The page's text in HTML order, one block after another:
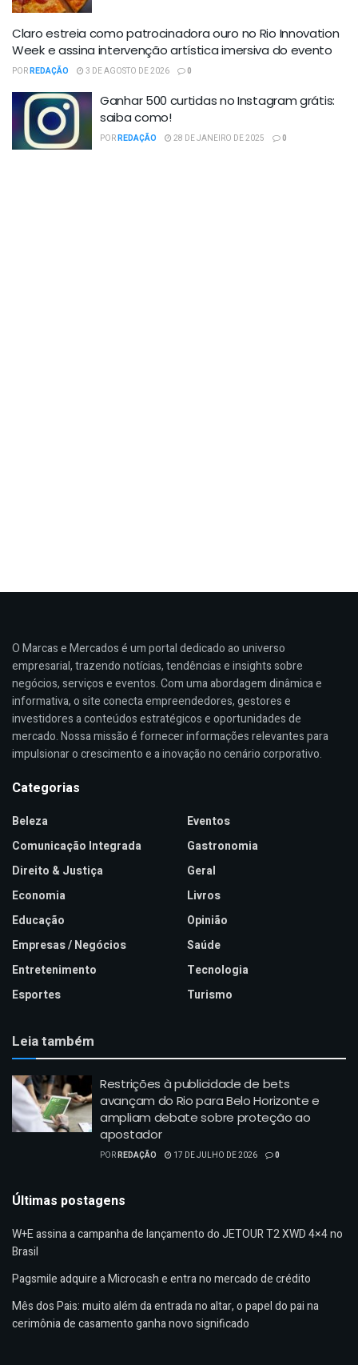
Claro estreia como patrocinadora ouro no Rio Innovation
Week e assina intervenção artística imersiva do evento
PORREDAÇÃO 3 DE AGOSTO DE 2026 0
Ganhar 500 curtidas no Instagram grátis:
saiba como!
PORREDAÇÃO 28 DE JANEIRO DE 2025 0
O Marcas e Mercados é um portal dedicado ao universo
empresarial, trazendo notícias, tendências e insights sobre
negócios, serviços e eventos. Com uma abordagem dinâmica e
informativa, o site conecta empreendedores, gestores e
investidores a conteúdos estratégicos e oportunidades de
mercado. Nossa missão é fornecer informações relevantes para
impulsionar o crescimento e a inovação no cenário corporativo.
Categorias
Beleza
Comunicação Integrada
Direito & Justiça
Economia
Educação
Empresas / Negócios
Entretenimento
Esportes
Eventos
Gastronomia
Geral
Livros
Opinião
Saúde
Tecnologia
Turismo
Leia também
Restrições à publicidade de bets
avançam do Rio para Belo Horizonte e
ampliam debate sobre proteção ao
apostador
PORREDAÇÃO 17 DE JULHO DE 2026 0
Últimas postagens
W+E assina a campanha de lançamento do JETOUR T2 XWD 4×4 no
Brasil
Pagsmile adquire a Microcash e entra no mercado de crédito
Mês dos Pais: muito além da entrada no altar, o papel do pai na
cerimônia de casamento ganha novo significado